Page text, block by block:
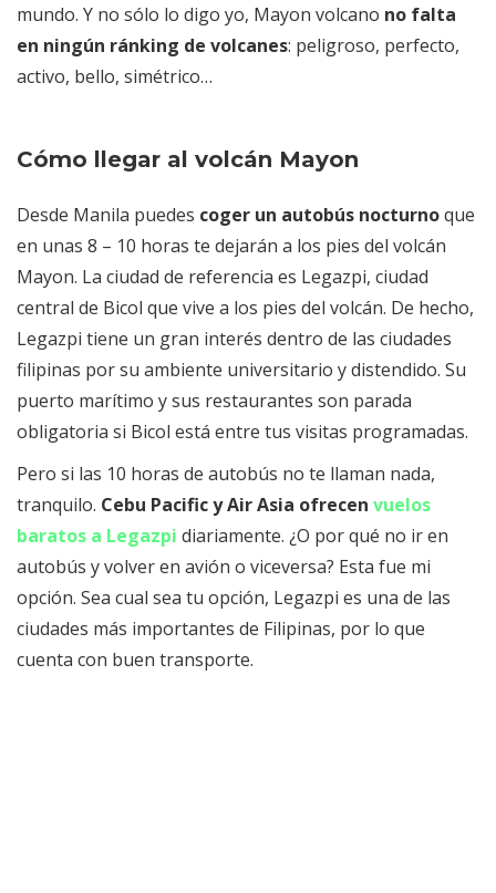
mundo. Y no sólo lo digo yo, Mayon volcano no falta
en ningún ránking de volcanes: peligroso, perfecto,
activo, bello, simétrico…
Cómo llegar al volcán Mayon
Desde Manila puedes coger un autobús nocturnoque
en unas 8 – 10 horas te dejarán a los pies del volcán
Mayon. La ciudad de referencia es Legazpi, ciudad
central de Bicol que vive a los pies del volcán. De hecho,
Legazpi tiene un gran interés dentro de las ciudades
filipinas por su ambiente universitario y distendido. Su
puerto marítimo y sus restaurantes son parada
obligatoria si Bicol está entre tus visitas programadas.
Pero si las 10 horas de autobús no te llaman nada,
tranquilo. Cebu Pacific y Air Asia ofrecen vuelos
baratos a Legazpi diariamente. ¿O por qué no ir en
autobús y volver en avión o viceversa? Esta fue mi
opción. Sea cual sea tu opción, Legazpi es una de las
ciudades más importantes de Filipinas, por lo que
cuenta con buen transporte.